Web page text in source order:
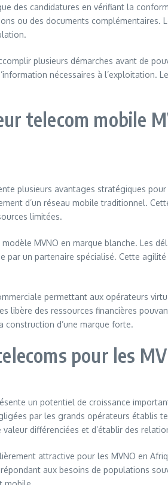
des candidatures en vérifiant la
ou des documents complémentaires.
plusieurs démarches avant de
nécessaires à
telecom mobile
plusieurs avantages stratégiques
d’un réseau mobile traditionnel.
limitées.
MVNO en marque blanche. Les
un partenaire spécialisé. Cette
permettant aux opérateurs
libère des ressources financières
d’une marque forte.
pour les
un potentiel de croissance
par les grands opérateurs établis
différenciées et d’établir des
attractive pour les MVNO en
aux besoins de populations